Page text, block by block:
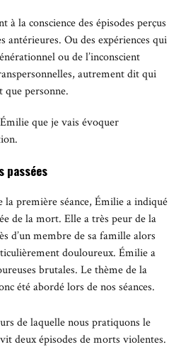
à la conscience des épisodes perçus
antérieures. Ou des expériences qui
ou de l’inconscient
autrement dit qui
que personne.
que je vais évoquer
passées
la première séance, Émilie a indiqué
de la mort. Elle a très peur de la
d’un membre de sa famille alors
douloureux. Émilie a
brutales. Le thème de la
été abordé lors de nos séances.
de laquelle nous pratiquons le
deux épisodes de morts violentes.